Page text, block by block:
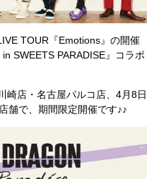
TOUR『Emotions』の開催
SWEETS PARADISE』コラボ
崎店・名古屋パルコ店、4月8日
舗で、期間限定開催です♪♪